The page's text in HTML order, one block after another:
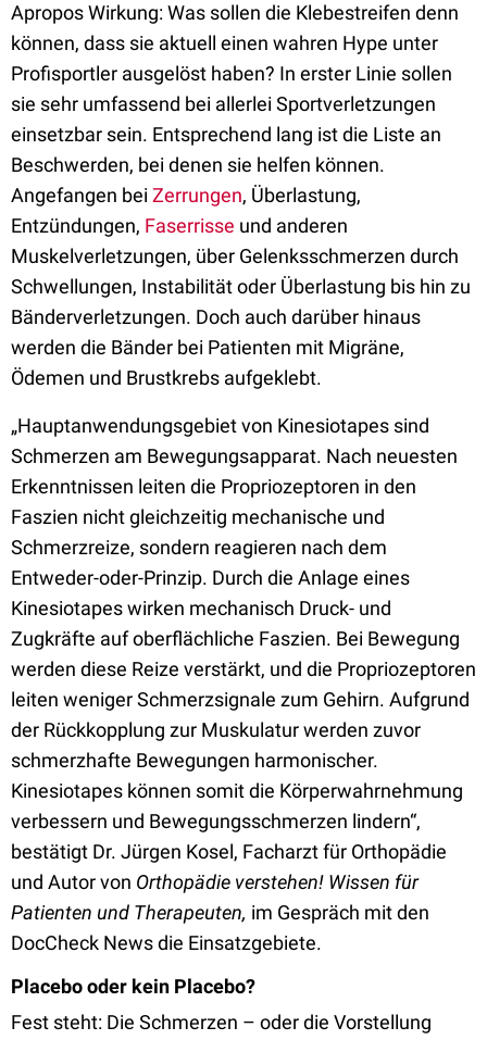
Apropos Wirkung: Was sollen die Klebestreifen denn
können, dass sie aktuell einen wahren Hype unter
Profisportler ausgelöst haben? In erster Linie sollen
sie sehr umfassend bei allerlei Sportverletzungen
einsetzbar sein. Entsprechend lang ist die Liste an
Beschwerden, bei denen sie helfen können.
Angefangen bei Zerrungen, Überlastung,
Entzündungen, Faserrisse und anderen
Muskelverletzungen, über Gelenksschmerzen durch
Schwellungen, Instabilität oder Überlastung bis hin zu
Bänderverletzungen. Doch auch darüber hinaus
werden die Bänder bei Patienten mit Migräne,
Ödemen und Brustkrebs aufgeklebt.
„Hauptanwendungsgebiet von Kinesiotapes sind
Schmerzen am Bewegungsapparat. Nach neuesten
Erkenntnissen leiten die Propriozeptoren in den
Faszien nicht gleichzeitig mechanische und
Schmerzreize, sondern reagieren nach dem
Entweder-oder-Prinzip. Durch die Anlage eines
Kinesiotapes wirken mechanisch Druck- und
Zugkräfte auf oberflächliche Faszien. Bei Bewegung
werden diese Reize verstärkt, und die Propriozeptoren
leiten weniger Schmerzsignale zum Gehirn. Aufgrund
der Rückkopplung zur Muskulatur werden zuvor
schmerzhafte Bewegungen harmonischer.
Kinesiotapes können somit die Körperwahrnehmung
verbessern und Bewegungsschmerzen lindern“,
bestätigt Dr. Jürgen Kosel, Facharzt für Orthopädie
und Autor von Orthopädie verstehen! Wissen für
Patienten und Therapeuten, im Gespräch mit den
DocCheck News die Einsatzgebiete.
Placebo oder kein Placebo?
Fest steht: Die Schmerzen – oder die Vorstellung